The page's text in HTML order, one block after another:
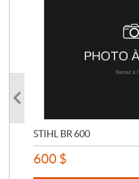
STIHL BR 600
600 $